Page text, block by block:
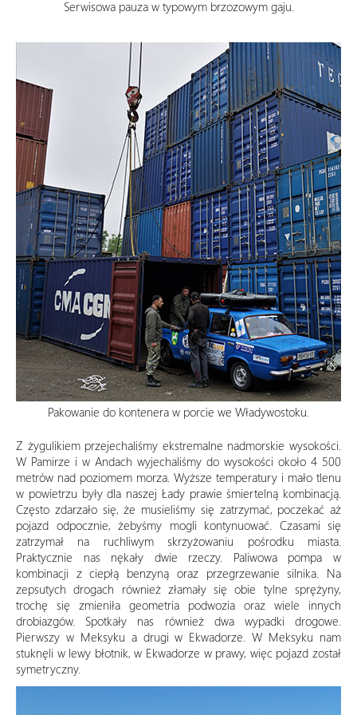
Serwisowa pauza w typowym brzozowym gaju.
Pakowanie do kontenera w porcie we Władywostoku.
Z żygulikiem przejechaliśmy ekstremalne nadmorskie wysokości.
W Pamirze i w Andach wyjechaliśmy do wysokości około 4 500
metrów nad poziomem morza. Wyższe temperatury i mało tlenu
w powietrzu były dla naszej Łady prawie śmiertelną kombinacją.
Często zdarzało się, że musieliśmy się zatrzymać, poczekać aż
pojazd odpocznie, żebyśmy mogli kontynuować. Czasami się
zatrzymał na ruchliwym skrzyżowaniu pośrodku miasta.
Praktycznie nas nękały dwie rzeczy. Paliwowa pompa w
kombinacji z ciepłą benzyną oraz przegrzewanie silnika. Na
zepsutych drogach również złamały się obie tylne sprężyny,
trochę się zmieniła geometria podwozia oraz wiele innych
drobiazgów. Spotkały nas również dwa wypadki drogowe.
Pierwszy w Meksyku a drugi w Ekwadorze. W Meksyku nam
stuknęli w lewy błotnik, w Ekwadorze w prawy, więc pojazd został
symetryczny.